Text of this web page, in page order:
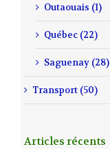
Outaouais (1)
Québec (22)
Saguenay (28)
Transport (50)
Articles récents